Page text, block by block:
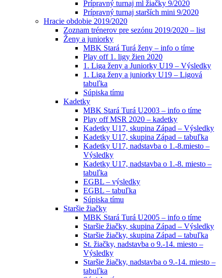
Prípravný turnaj ml žiačky 9/2020
Prípravný turnaj starších mini 9/2020
Hracie obdobie 2019/2020
Zoznam trénerov pre sezónu 2019/2020 – list
Ženy a juniorky
MBK Stará Turá ženy – info o tíme
Play off 1. ligy žien 2020
1. Liga ženy a Juniorky U19 – Výsledky
1. Liga ženy a juniorky U19 – Ligová
tabuľka
Súpiska tímu
Kadetky
MBK Stará Turá U2003 – info o tíme
Play off MSR 2020 – kadetky
Kadetky U17, skupina Západ – Výsledky
Kadetky U17, skupina Západ – tabuľka
Kadetky U17, nadstavba o 1.-8.miesto –
Výsledky
Kadetky U17, nadstavba o 1.-8. miesto –
tabuľka
EGBL – výsledky
EGBL – tabuľka
Súpiska tímu
Staršie žiačky
MBK Stará Turá U2005 – info o tíme
Staršie žiačky, skupina Západ – Výsledky
Staršie žiačky, skupina Západ – tabuľka
St. žiačky, nadstavba o 9.-14. miesto –
Výsledky
Staršie žiačky, nadstavba o 9.-14. miesto –
tabuľka